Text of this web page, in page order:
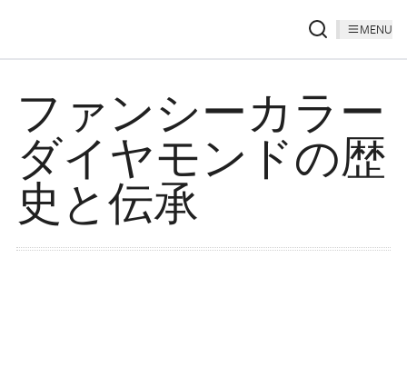
MENU
ファンシーカラー
ダイヤモンドの歴
史と伝承